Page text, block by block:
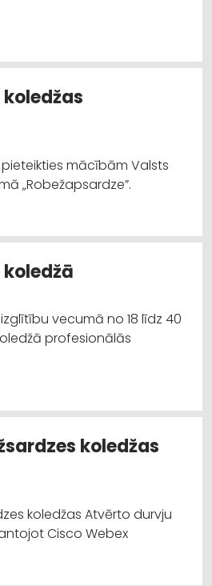
mācībām Valsts
„Robežapsardze”.
vecumā no 18 līdz 40
profesionālās
koledžas
koledžas Atvērto durvju
Cisco Webex